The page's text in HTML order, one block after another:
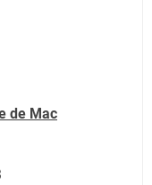
de Mac